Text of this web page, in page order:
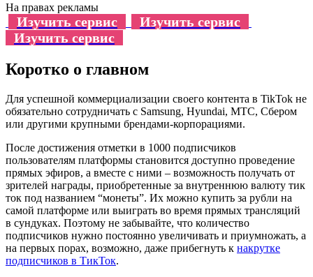
На правах рекламы
Изучить сервис
Изучить сервис
Изучить сервис
Коротко о главном
Для успешной коммерциализации своего контента в TikTok не
обязательно сотрудничать с Samsung, Hyundai, МТС, Сбером
или другими крупными брендами-корпорациями.
После достижения отметки в 1000 подписчиков
пользователям платформы становится доступно проведение
прямых эфиров, а вместе с ними – возможность получать от
зрителей награды, приобретенные за внутреннюю валюту тик
ток под названием “монеты”. Их можно купить за рубли на
самой платформе или выиграть во время прямых трансляций
в сундуках. Поэтому не забывайте, что количество
подписчиков нужно постоянно увеличивать и приумножать, а
на первых порах, возможно, даже прибегнуть к накрутке
подписчиков в ТикТок.